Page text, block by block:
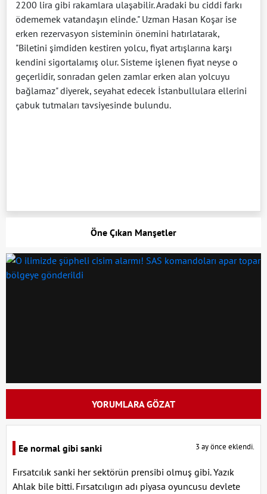
2200 lira gibi rakamlara ulaşabilir. Aradaki bu ciddi farkı
ödememek vatandaşın elinde." Uzman Hasan Koşar ise
erken rezervasyon sisteminin önemini hatırlatarak,
"Biletini şimdiden kestiren yolcu, fiyat artışlarına karşı
kendini sigortalamış olur. Sisteme işlenen fiyat neyse o
geçerlidir, sonradan gelen zamlar erken alan yolcuyu
bağlamaz" diyerek, seyahat edecek İstanbullulara ellerini
çabuk tutmaları tavsiyesinde bulundu.
Öne Çıkan Manşetler
YORUMLARA GÖZAT
Ee normal gibi sanki 3 ay önce eklendi.
Fırsatcılık sanki her sektörün prensibi olmuş gibi. Yazık
Ahlak bile bitti. Fırsatcılıgın adı piyasa oyuncusu devlete